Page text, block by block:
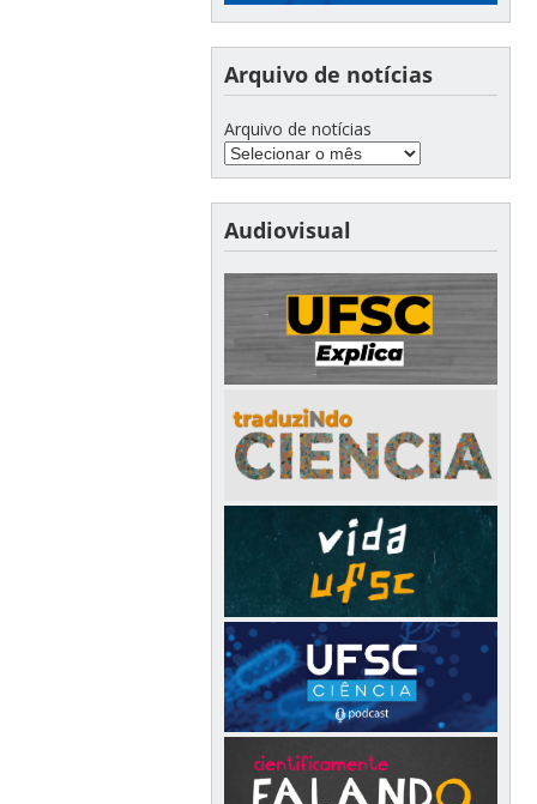
Arquivo de notícias
Arquivo de notícias
Audiovisual